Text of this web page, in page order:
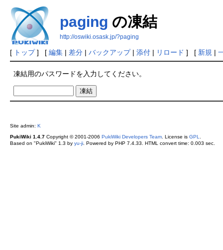
paging の凍結
http://oswiki.osask.jp/?paging
[ トップ] [ 編集| 差分| バックアップ| 添付| リロード ] [ 新規 |
凍結用のパスワードを入力してください。
Site admin: K
PukiWiki 1.4.7Copyright © 2001-2006 PukiWiki Developers Team. License is GPL.
Based on "PukiWiki" 1.3 by yu-ji. Powered by PHP 7.4.33. HTML convert time: 0.003 sec.